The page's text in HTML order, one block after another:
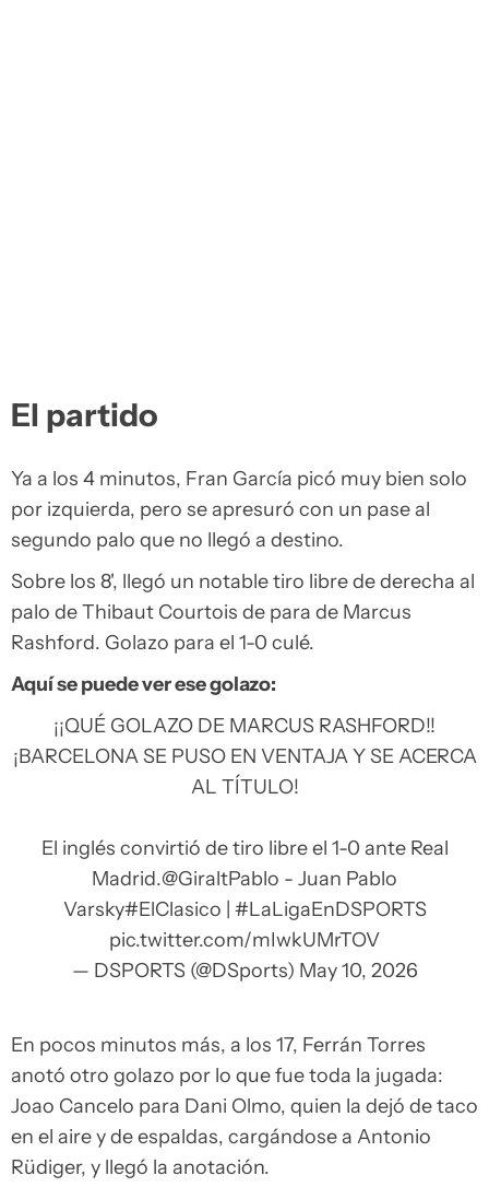
El partido
Ya a los 4 minutos, Fran García picó muy bien solo
por izquierda, pero se apresuró con un pase al
segundo palo que no llegó a destino.
Sobre los 8', llegó un notable tiro libre de derecha al
palo de Thibaut Courtois de para de Marcus
Rashford. Golazo para el 1-0 culé.
Aquí se puede ver ese golazo:
¡¡QUÉ GOLAZO DE MARCUS RASHFORD!!
¡BARCELONA SE PUSO EN VENTAJA Y SE ACERCA
AL TÍTULO!
El inglés convirtió de tiro libre el 1-0 ante Real
Madrid.@GiraltPablo - Juan Pablo
Varsky#ElClasico #LaLigaEnDSPORTS
pic.twitter.com/mIwkUMrTOV
— DSPORTS (@DSports) May 10, 2026
En pocos minutos más, a los 17, Ferrán Torres
anotó otro golazo por lo que fue toda la jugada:
Joao Cancelo para Dani Olmo, quien la dejó de taco
en el aire y de espaldas, cargándose a Antonio
Rüdiger, y llegó la anotación.